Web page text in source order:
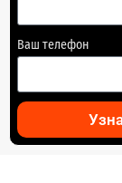
Ваш телефон